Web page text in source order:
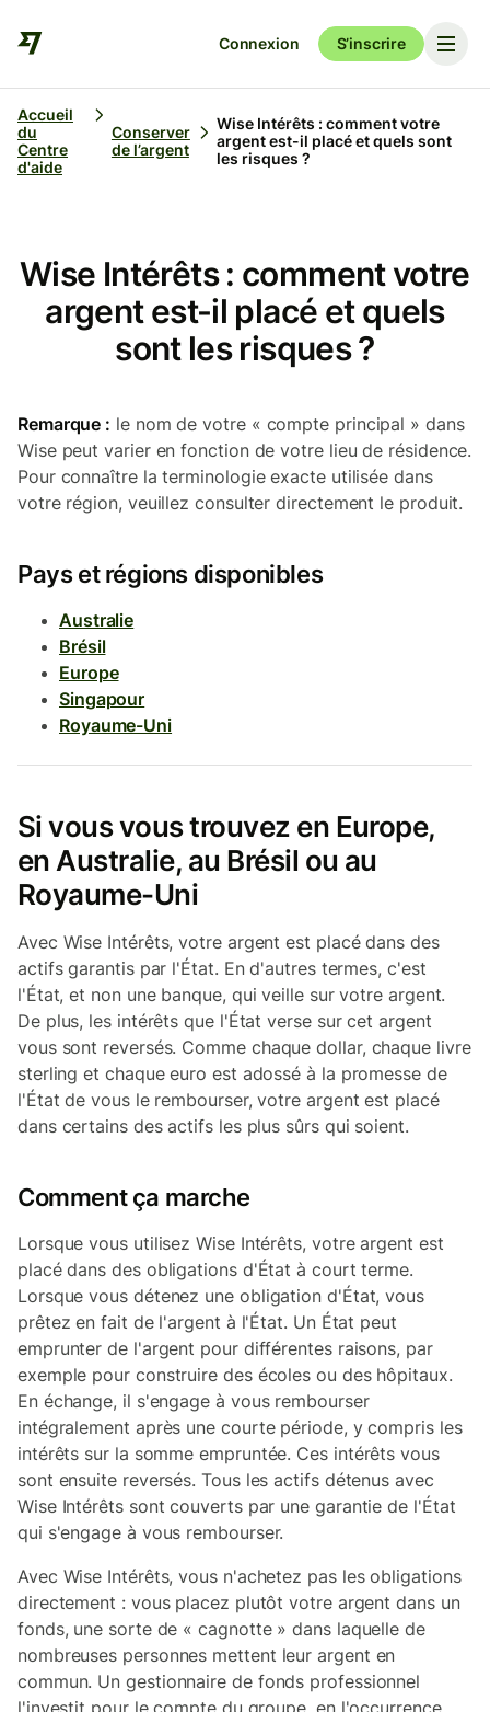
Connexion S’inscrire
Accueil
du
Centre
d'aide
Conserver
de l’argent
Wise Intérêts : comment votre
argent est-il placé et quels sont
les risques ?
Wise Intérêts : comment votre
argent est-il placé et quels
sont les risques ?
Remarque : le nom de votre « compte principal » dans
Wise peut varier en fonction de votre lieu de résidence.
Pour connaître la terminologie exacte utilisée dans
votre région, veuillez consulter directement le produit.
Pays et régions disponibles
Australie
Brésil
Europe
Singapour
Royaume-Uni
Si vous vous trouvez en Europe,
en Australie, au Brésil ou au
Royaume-Uni
Avec Wise Intérêts, votre argent est placé dans des
actifs garantis par l'État. En d'autres termes, c'est
l'État, et non une banque, qui veille sur votre argent.
De plus, les intérêts que l'État verse sur cet argent
vous sont reversés. Comme chaque dollar, chaque livre
sterling et chaque euro est adossé à la promesse de
l'État de vous le rembourser, votre argent est placé
dans certains des actifs les plus sûrs qui soient.
Comment ça marche
Lorsque vous utilisez Wise Intérêts, votre argent est
placé dans des obligations d'État à court terme.
Lorsque vous détenez une obligation d'État, vous
prêtez en fait de l'argent à l'État. Un État peut
emprunter de l'argent pour différentes raisons, par
exemple pour construire des écoles ou des hôpitaux.
En échange, il s'engage à vous rembourser
intégralement après une courte période, y compris les
intérêts sur la somme empruntée. Ces intérêts vous
sont ensuite reversés. Tous les actifs détenus avec
Wise Intérêts sont couverts par une garantie de l'État
qui s'engage à vous rembourser.
Avec Wise Intérêts, vous n'achetez pas les obligations
directement : vous placez plutôt votre argent dans un
fonds, une sorte de « cagnotte » dans laquelle de
nombreuses personnes mettent leur argent en
commun. Un gestionnaire de fonds professionnel
l'investit pour le compte du groupe, en l'occurrence